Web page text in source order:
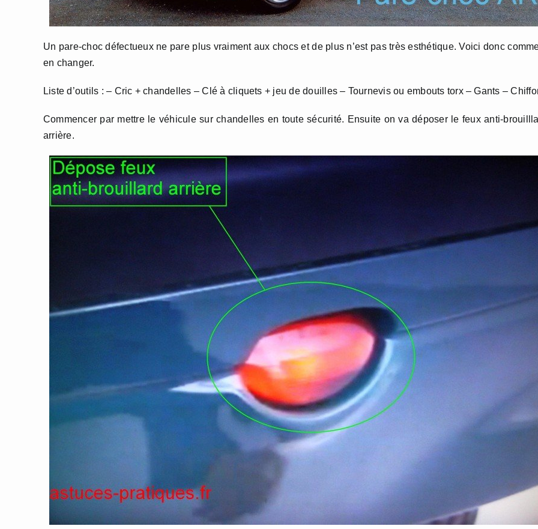
Un pare-choc défectueux ne pare plus vraiment aux chocs et de plus n’est pas très esthétique. Voici donc
en changer.
Liste d’outils : – Cric + chandelles – Clé à cliquets + jeu de douilles – Tournevis ou embouts torx – Gants –
Commencer par mettre le véhicule sur chandelles en toute sécurité. Ensuite on va déposer le feux anti-
arrière.